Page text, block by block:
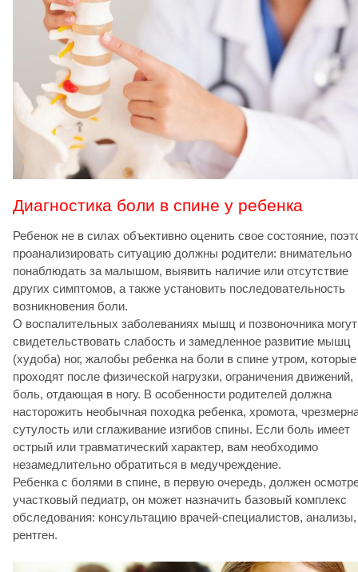
Диагностика боли в спине у ребенка
Ребенок не в силах объективно оценить свое состояние,
проанализировать ситуацию должны родители: внимательно
понаблюдать за малышом, выявить наличие или отсутствие
других симптомов, а также установить последовательность
возникновения боли.
О воспалительных заболеваниях мышц и позвоночника могут
свидетельствовать слабость и замедленное развитие мышц
(худоба) ног, жалобы ребенка на боли в спине утром, которые
проходят после физической нагрузки, ограничения движений,
боль, отдающая в ногу. В особенности родителей должна
насторожить необычная походка ребенка, хромота,
сутулость или сглаживание изгибов спины. Если боль имеет
острый или травматический характер, вам необходимо
незамедлительно обратиться в медучреждение.
Ребенка с болями в спине, в первую очередь, должен
участковый педиатр, он может назначить базовый комплекс
обследования: консультацию врачей-специалистов, анализы,
рентген.